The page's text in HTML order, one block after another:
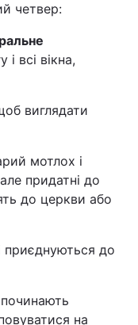
четвер:
і всі вікна,
виглядати
мотлох і
придатні до
до церкви або
приєднуються до
на